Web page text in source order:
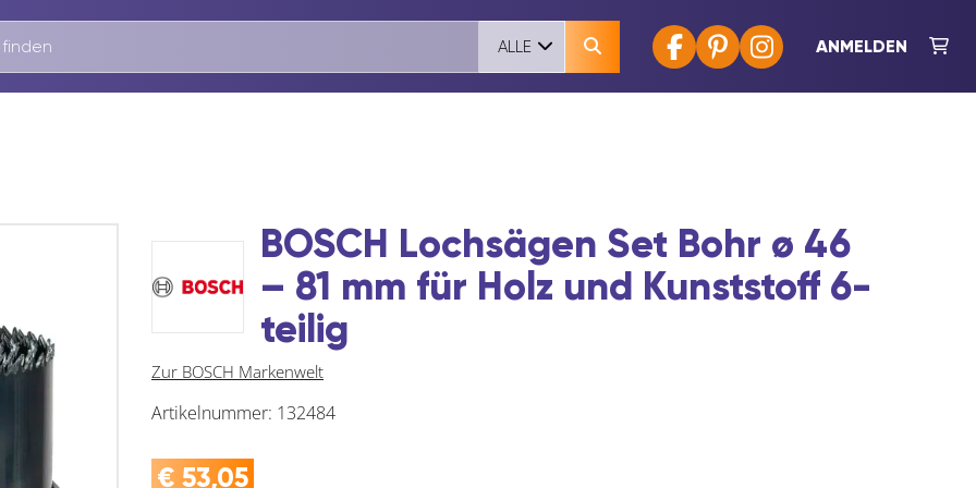
ANMELDEN
ALLE
BOSCH Lochsägen Set Bohr ø 46
– 81 mm für Holz und Kunststoff 6-
teilig
Zur BOSCH Markenwelt
Artikelnummer: 132484
€ 53,05